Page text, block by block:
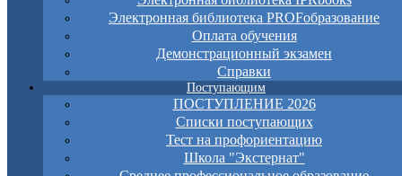
Электронная библиотека PROFобразование
Оплата обучения
Демонстрационный экзамен
Справки
Поступающим
ПОСТУПЛЕНИЕ 2026
Списки поступающих
Тест на профориентацию
Школа "Экстернат"